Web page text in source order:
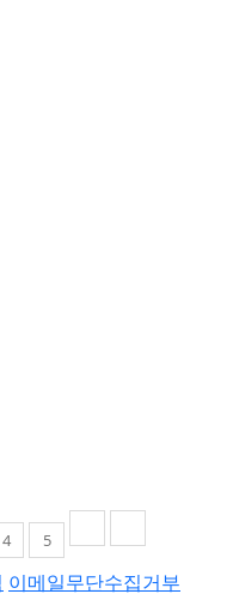
4 5
이메일무단수집거부